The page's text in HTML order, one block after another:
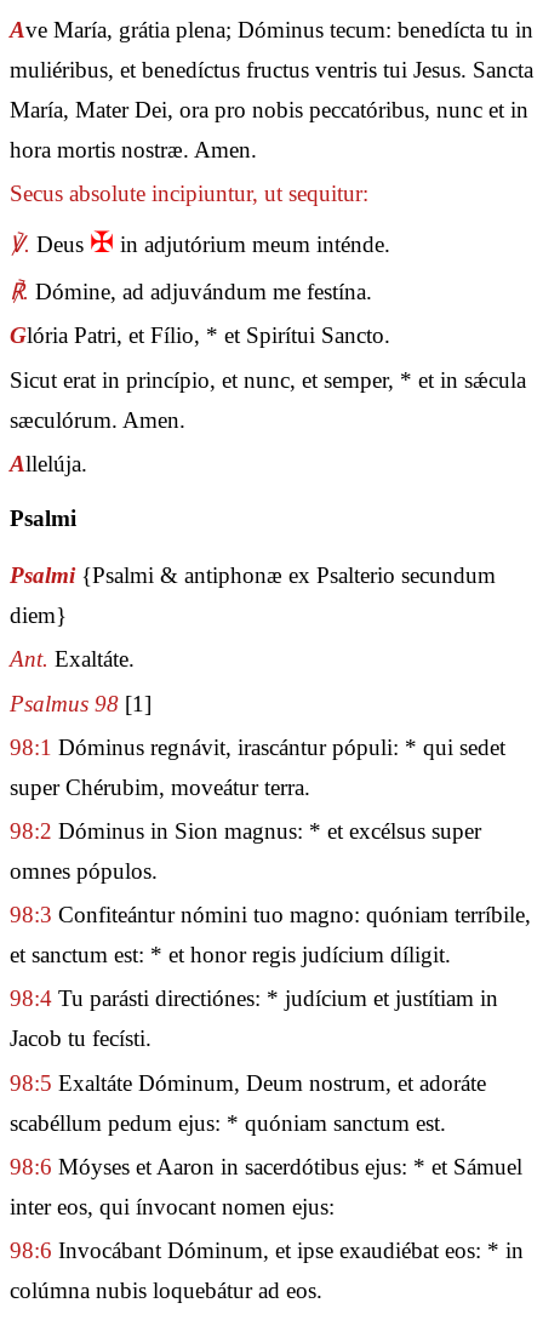
Ave María, grátia plena; Dóminus tecum: benedícta tu in
muliéribus, et benedíctus fructus ventris tui Jesus. Sancta
María, Mater Dei, ora pro nobis peccatóribus, nunc et in
hora mortis nostræ. Amen.
Secus absolute incipiuntur, ut sequitur:
℣. Deus ✠ in adjutórium meum inténde.
℟. Dómine, ad adjuvándum me festína.
Glória Patri, et Fílio, * et Spirítui Sancto.
Sicut erat in princípio, et nunc, et semper, * et in sǽcula
sæculórum. Amen.
Allelúja.
Psalmi
Psalmi {Psalmi & antiphonæ ex Psalterio secundum
diem}
Ant. Exaltáte.
Psalmus 98 [1]
98:1 Dóminus regnávit, irascántur pópuli: * qui sedet
super Chérubim, moveátur terra.
98:2 Dóminus in Sion magnus: * et excélsus super
omnes pópulos.
98:3 Confiteántur nómini tuo magno: quóniam terríbile,
et sanctum est: * et honor regis judícium díligit.
98:4 Tu parásti directiónes: * judícium et justítiam in
Jacob tu fecísti.
98:5 Exaltáte Dóminum, Deum nostrum, et adoráte
scabéllum pedum ejus: * quóniam sanctum est.
98:6 Móyses et Aaron in sacerdótibus ejus: * et Sámuel
inter eos, qui ínvocant nomen ejus:
98:6 Invocábant Dóminum, et ipse exaudiébat eos: * in
colúmna nubis loquebátur ad eos.